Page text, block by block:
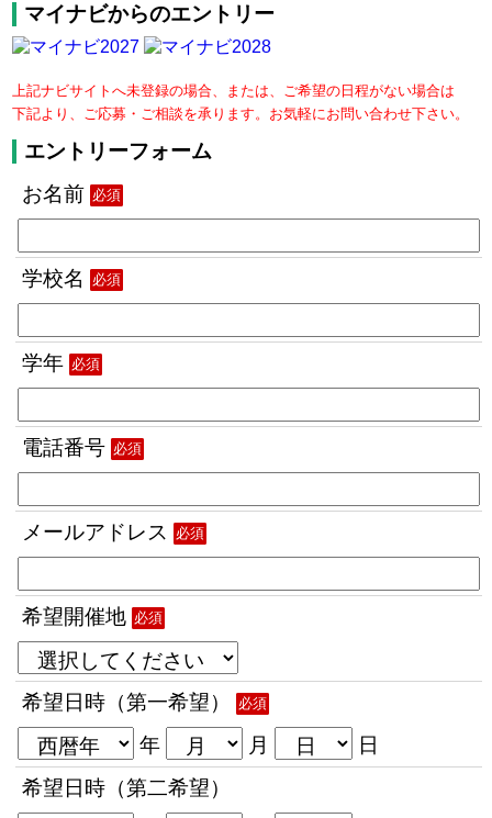
マイナビからのエントリー
上記ナビサイトへ未登録の場合、または、ご希望の日程がない場合は
下記より、ご応募・ご相談を承ります。お気軽にお問い合わせ下さい。
エントリーフォーム
お名前 必須
学校名 必須
学年 必須
電話番号 必須
メールアドレス 必須
希望開催地 必須
希望日時（第一希望） 必須
年 月
日
希望日時（第二希望）